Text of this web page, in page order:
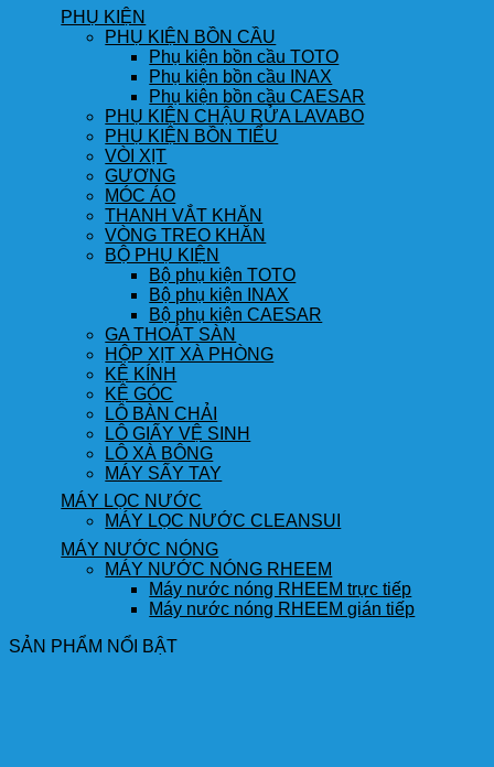
PHỤ KIỆN
PHỤ KIỆN BỒN CẦU
Phụ kiện bồn cầu TOTO
Phụ kiện bồn cầu INAX
Phụ kiện bồn cầu CAESAR
PHỤ KIỆN CHẬU RỬA LAVABO
PHỤ KIỆN BỒN TIỂU
VÒI XỊT
GƯƠNG
MÓC ÁO
THANH VẮT KHĂN
VÒNG TREO KHĂN
BỘ PHỤ KIỆN
Bộ phụ kiện TOTO
Bộ phụ kiện INAX
Bộ phụ kiện CAESAR
GA THOÁT SÀN
HỘP XỊT XÀ PHÒNG
KỆ KÍNH
KỆ GÓC
LÔ BÀN CHẢI
LÔ GIẤY VỆ SINH
LÔ XÀ BÔNG
MÁY SẤY TAY
MÁY LỌC NƯỚC
MÁY LỌC NƯỚC CLEANSUI
MÁY NƯỚC NÓNG
MÁY NƯỚC NÓNG RHEEM
Máy nước nóng RHEEM trực tiếp
Máy nước nóng RHEEM gián tiếp
SẢN PHẨM NỔI BẬT